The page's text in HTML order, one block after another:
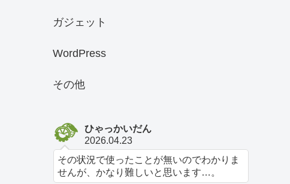
ガジェット
WordPress
その他
ひゃっかいだん
2026.04.23
その状況で使ったことが無いのでわかりま
せんが、かなり難しいと思います…。